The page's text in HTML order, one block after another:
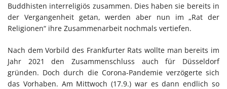
Buddhisten interreligiös zusammen. Dies haben sie bereits in
der Vergangenheit getan, werden aber nun im „Rat der
Religionen“ ihre Zusammenarbeit nochmals vertiefen.
Nach dem Vorbild des Frankfurter Rats wollte man bereits im
Jahr 2021 den Zusammenschluss auch für Düsseldorf
gründen. Doch durch die Corona-Pandemie verzögerte sich
das Vorhaben. Am Mittwoch (17.9.) war es dann endlich so